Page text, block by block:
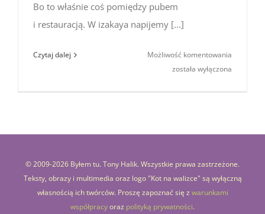
Bo to właśnie coś pomiędzy pubem
i restauracją. W izakaya napijemy [...]
Czytaj dalej Możliwość komentowania
została wyłączona
© 2009-2026 Byłem tu. Tony Halik. Wszystkie prawa zastrzeżone.
Teksty, obrazy i multimedia oraz logo "Kot na walizce" są wyłączną
własnością ich twórców. Proszę zapoznać się z warunkami
współpracyoraz polityką prywatności.